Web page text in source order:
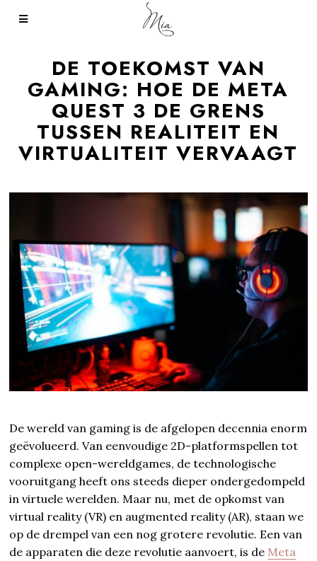
DE TOEKOMST VAN
GAMING: HOE DE META
QUEST 3 DE GRENS
TUSSEN REALITEIT EN
VIRTUALITEIT VERVAAGT
De wereld van gaming is de afgelopen decennia enorm
geëvolueerd. Van eenvoudige 2D-platformspellen tot
complexe open-wereldgames, de technologische
vooruitgang heeft ons steeds dieper ondergedompeld
in virtuele werelden. Maar nu, met de opkomst van
virtual reality (VR) en augmented reality (AR), staan we
op de drempel van een nog grotere revolutie. Een van
de apparaten die deze revolutie aanvoert, is de Meta